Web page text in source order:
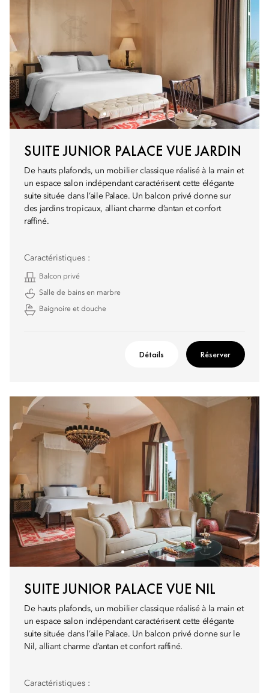
SUITE JUNIOR PALACE VUE JARDIN
De hauts plafonds, un mobilier classique réalisé à la main et
un espace salon indépendant caractérisent cette élégante
suite située dans l’aile Palace. Un balcon privé donne sur
des jardins tropicaux, alliant charme d’antan et confort
raffiné.
Caractéristiques :
Balcon privé
Salle de bains en marbre
Baignoire et douche
Détails Réserver
SUITE JUNIOR PALACE VUE NIL
De hauts plafonds, un mobilier classique réalisé à la main et
un espace salon indépendant caractérisent cette élégante
suite située dans l’aile Palace. Un balcon privé donne sur le
Nil, alliant charme d’antan et confort raffiné.
Caractéristiques :